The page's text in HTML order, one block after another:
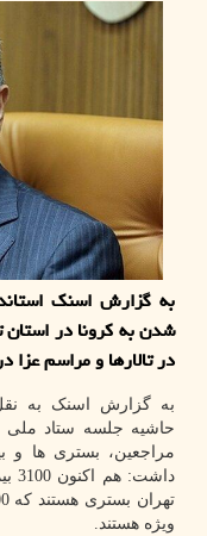
به گزارش اسنك
شدن به كرونا در
در تالارها و مراسم عزا
به گزارش اسنک به نقل
حاشیه جلسه ستاد ملی
مراجعین، بستری ها و
ویژه هستند.